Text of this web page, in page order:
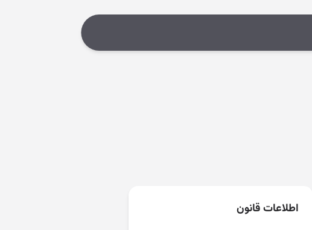
اطلاعات قانون